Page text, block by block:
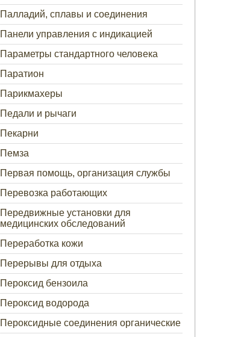
Палладий, сплавы и соединения
Панели управления с индикацией
Параметры стандартного человека
Паратион
Парикмахеры
Педали и рычаги
Пекарни
Пемза
Первая помощь, организация службы
Перевозка работающих
Передвижные установки для
медицинских обследований
Переработка кожи
Перерывы для отдыха
Пероксид бензоила
Пероксид водорода
Пероксидные соединения органические